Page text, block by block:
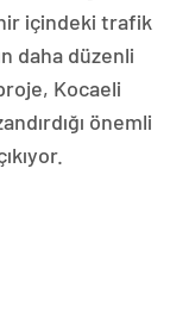
içindeki trafik
daha düzenli
Kocaeli
önemli